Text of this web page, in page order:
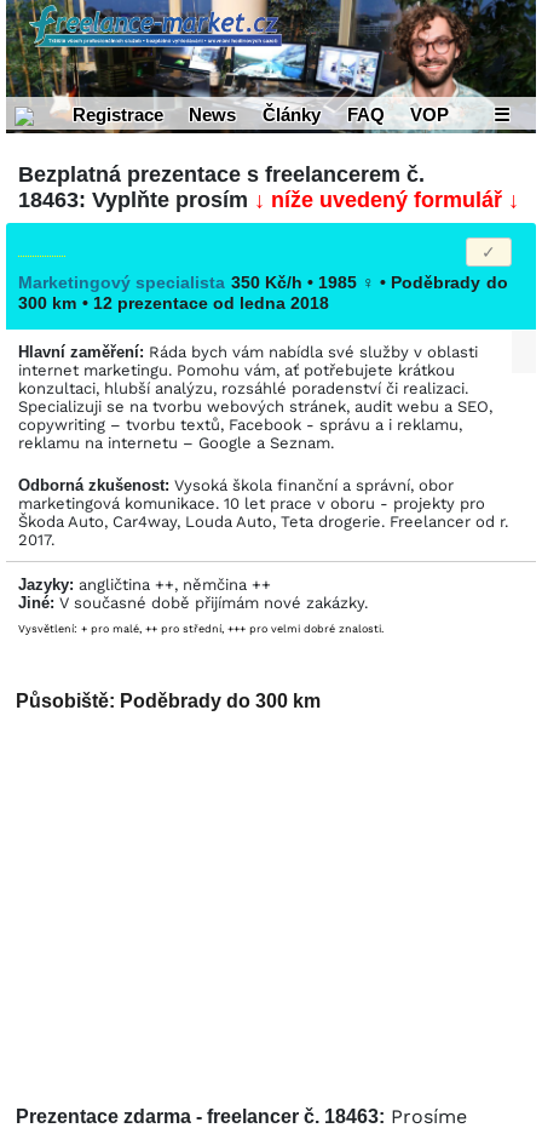
Registrace News Články FAQ VOP ☰
Bezplatná prezentace s freelancerem č.
18463: Vyplňte prosím ↓ níže uvedený formulář ↓
Marketingový specialista 350 Kč/h • 1985 ♀ • Poděbrady do
300 km • 12 prezentace od ledna 2018
Hlavní zaměření: Ráda bych vám nabídla své služby v oblasti
internet marketingu. Pomohu vám, ať potřebujete krátkou
konzultaci, hlubší analýzu, rozsáhlé poradenství či realizaci.
Specializuji se na tvorbu webových stránek, audit webu a SEO,
copywriting – tvorbu textů, Facebook - správu a i reklamu,
reklamu na internetu – Google a Seznam.
Odborná zkušenost: Vysoká škola finanční a správní, obor
marketingová komunikace. 10 let prace v oboru - projekty pro
Škoda Auto, Car4way, Louda Auto, Teta drogerie. Freelancer od r.
2017.
Jazyky: angličtina ++, němčina ++
Jiné: V současné době přijímám nové zakázky.
Vysvětlení: + pro malé, ++ pro střední, +++ pro velmi dobré znalosti.
Působiště: Poděbrady do 300 km
Prezentace zdarma - freelancer č. 18463: Prosíme